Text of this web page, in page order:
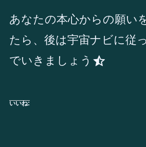
あなたの本心からの願い
たら、後は宇宙ナビに従
でいきましょう
いいね: